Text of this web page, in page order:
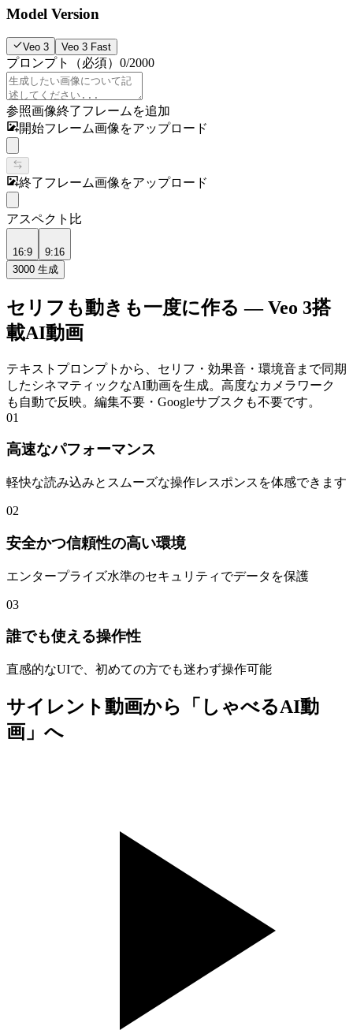
Model Version
Veo 3 Veo 3 Fast
プロンプト （必須） 0/2000
参照画像終了フレームを追加
開始フレーム画像をアップロード
終了フレーム画像をアップロード
アスペクト比
16:9
9:16
3000 生成
セリフも動きも一度に作る — Veo 3搭
載AI動画
テキストプロンプトから、セリフ・効果音・環境音まで同期
したシネマティックなAI動画を生成。高度なカメラワーク
も自動で反映。編集不要・Googleサブスクも不要です。
01
高速なパフォーマンス
軽快な読み込みとスムーズな操作レスポンスを体感できます
02
安全かつ信頼性の高い環境
エンタープライズ水準のセキュリティでデータを保護
03
誰でも使える操作性
直感的なUIで、初めての方でも迷わず操作可能
サイレント動画から「しゃべるAI動
画」へ